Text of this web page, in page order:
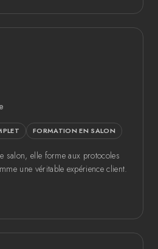
FORMATION EN SALON
salon, elle forme aux protocoles
une véritable expérience client.